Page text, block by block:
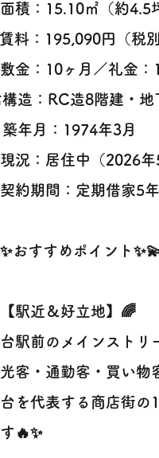
積：15.10㎡（約4.5
料：195,090円（税
金：10ヶ月／礼金：
造：RC造8階建・地
年月：1974年3月
況：居住中（2026
契約期間：定期借家5
おすすめポイント
駅近＆好立地】🌈
駅前のメインストリ
客・通勤客・買い物
を代表する商店街の
🔥✨